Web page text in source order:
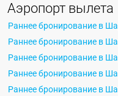
Аэропорт вылета
Раннее бронирование в
Раннее бронирование в
Раннее бронирование в
Раннее бронирование в
Раннее бронирование в